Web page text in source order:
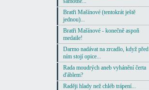
Bratři Mašínové (tentokrát ještě
jednou)...
Bratři Mašínové - konečně aspoň
medaile!
Darmo nadávat na zrcadlo, když před
ním stojí opice...
Rada moudrých aneb vyhánění čerta
ďáblem?
Raději hlady než chléb trápení...